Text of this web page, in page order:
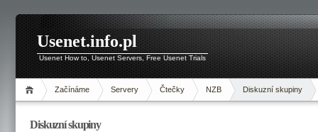
Usenet.info.pl
Usenet How to, Usenet Servers, Free Usenet Trials
Začínáme Servery Čtečky NZB Diskuzní skupiny
Diskuzní skupiny